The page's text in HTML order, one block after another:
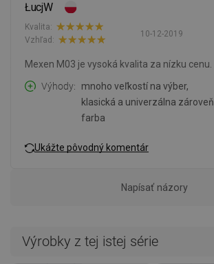
ŁucjW
10-12-2019
Kvalita:
Vzhľad:
Mexen M03 je vysoká kvalita za nízku cenu.
Výhody
mnoho veľkostí na výber,
klasická a univerzálna zároveň
farba
Ukážte pôvodný komentár
Napísať názory
Výrobky z tej istej série